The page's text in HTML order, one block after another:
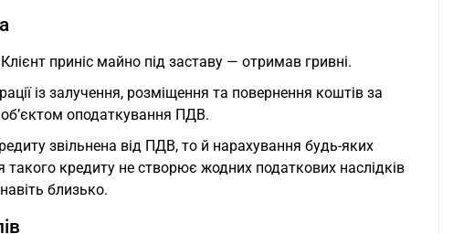
приніс майно під заставу — отримав гривні.
із залучення, розміщення та повернення коштів за
оподаткування ПДВ.
звільнена від ПДВ, то й нарахування будь-яких
кредиту не створює жодних податкових наслідків
близько.